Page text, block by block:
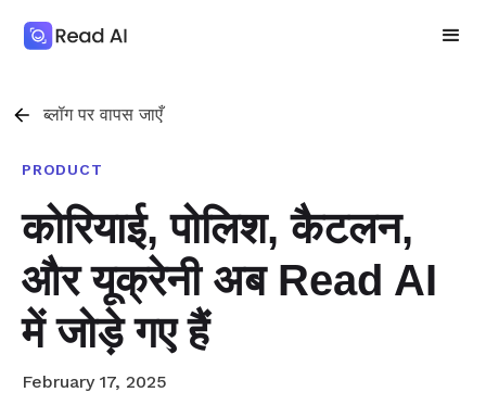
ब्लॉग पर वापस जाएँ
PRODUCT
कोरियाई, पोलिश, कैटलन,
और यूक्रेनी अब Read AI
में जोड़े गए हैं
February 17, 2025